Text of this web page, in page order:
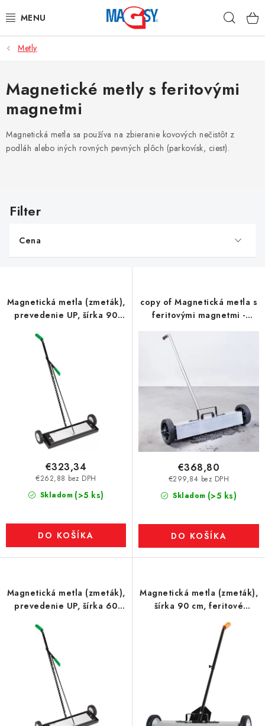
na
HLAVNÉ KATEGÓRIE
MAGNETICKÉ POMÔCKY
PRIEMYSELNÉ MAGNETY
OSTATNÉ MAGNETY
O nás
Metly
Magnetické metly s feritovými
magnetmi
Magnetická metla sa používa na zbieranie kovových nečistôt z
podláh alebo iných rovných pevných plôch (parkovísk, ciest).
ý
s
r
Cena
Magnetická metla (zmeták),
prevedenie UP, šírka 90
Skladom (>5 ks)
€262,88 bez DPH
€323,34
DO KOŠÍKA
copy of Magnetická metla s
feritovými magnetmi -
Skladom (>5 ks)
€299,84 bez DPH
€368,80
DO KOŠÍKA
Magnetická metla (zmeták),
prevedenie UP, šírka 60
Magnetická metla (zmeták),
šírka 90 cm, feritové